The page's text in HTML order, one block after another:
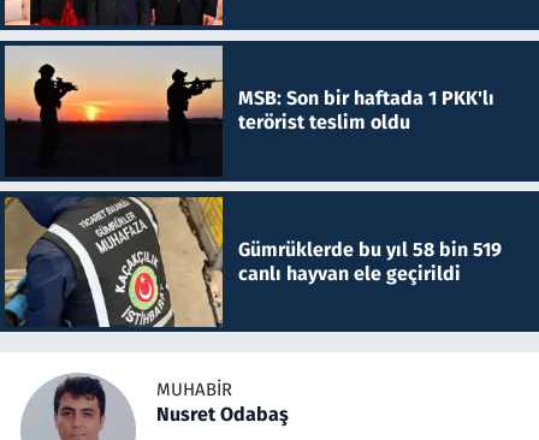
MSB: Son bir haftada 1 PKK'lı
terörist teslim oldu
Gümrüklerde bu yıl 58 bin 519
canlı hayvan ele geçirildi
MUHABIR
Nusret Odabaş